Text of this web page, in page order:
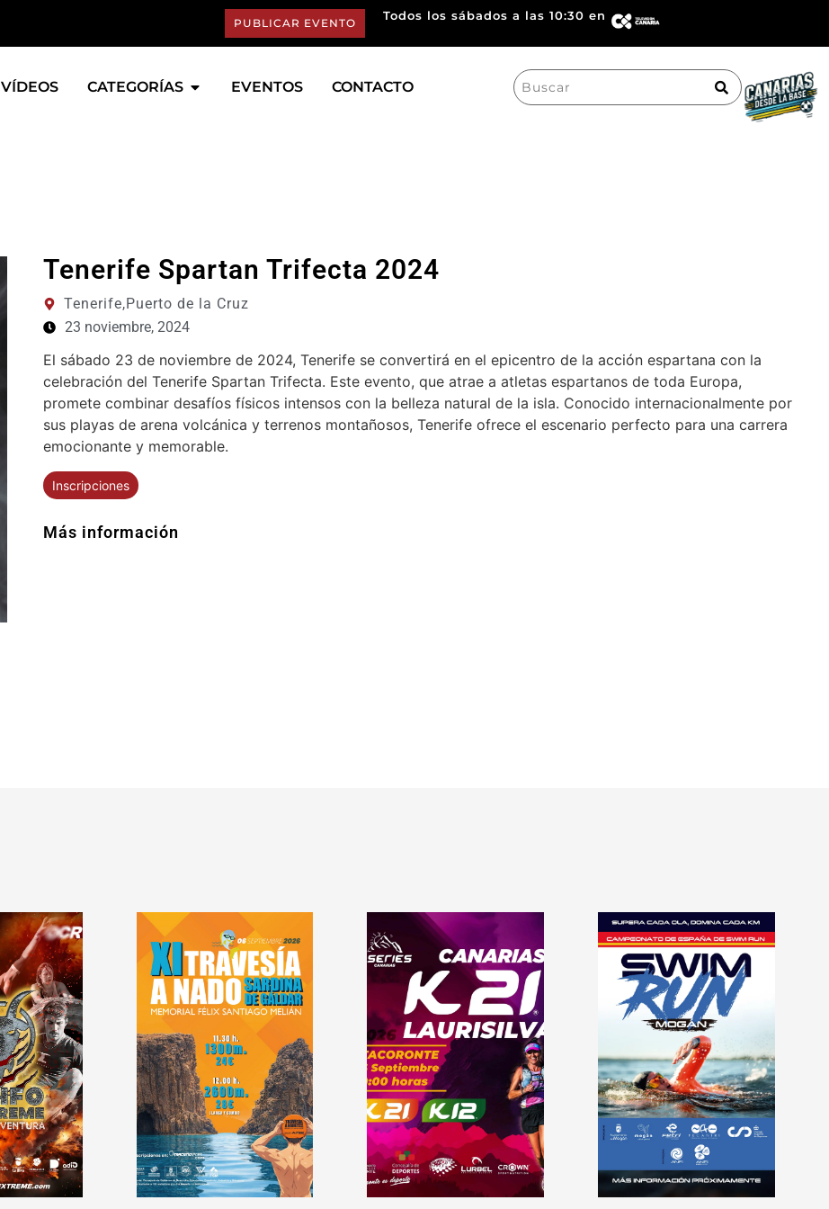
PUBLICAR EVENTO
Todos los sábados a las 10:30 en
VÍDEOS CATEGORÍAS EVENTOS CONTACTO
Search
for:
Tenerife Spartan Trifecta 2024
Tenerife,Puerto de la Cruz
23 noviembre, 2024
El sábado 23 de noviembre de 2024, Tenerife se convertirá en el epicentro de la acción espartana con la
celebración del Tenerife Spartan Trifecta. Este evento, que atrae a atletas espartanos de toda Europa,
promete combinar desafíos físicos intensos con la belleza natural de la isla. Conocido internacionalmente por
sus playas de arena volcánica y terrenos montañosos, Tenerife ofrece el escenario perfecto para una carrera
emocionante y memorable.
Inscripciones
Más información